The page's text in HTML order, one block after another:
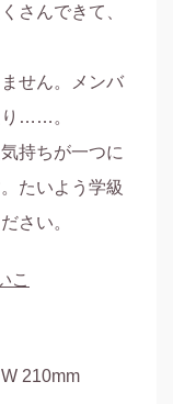
さんできて、
せん。メンバ
り……。
持ちが一つに
たいよう学級
こ
210mm